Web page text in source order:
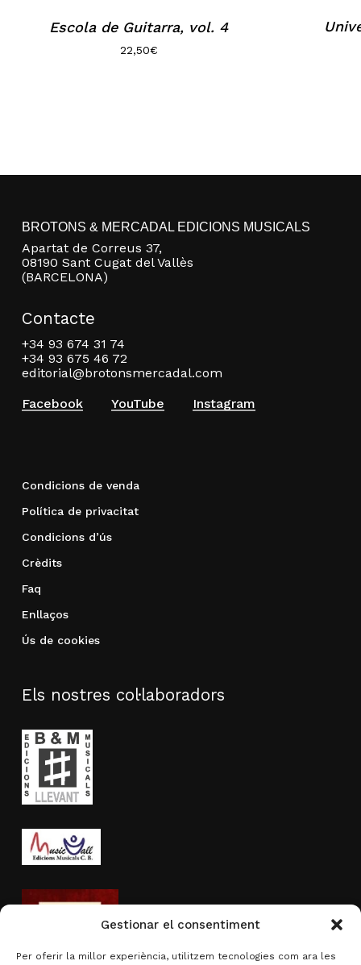
Gestionar el consentiment
Per oferir la millor experiència, utilitzem tecnologies com ara les
Escola de Guitarra, vol. 4
22,50€
BROTONS & MERCADAL EDICIONS MUSICALS
Apartat de Correus 37,
08190 Sant Cugat del Vallès
(BARCELONA)
Contacte
+34 93 674 31 74
+34 93 675 46 72
editorial@brotonsmercadal.com
Facebook
YouTube Instagram
Condicions de venda
Política de privacitat
Condicions d’ús
Crèdits
Faq
Enllaços
Ús de cookies
Els nostres col·laboradors